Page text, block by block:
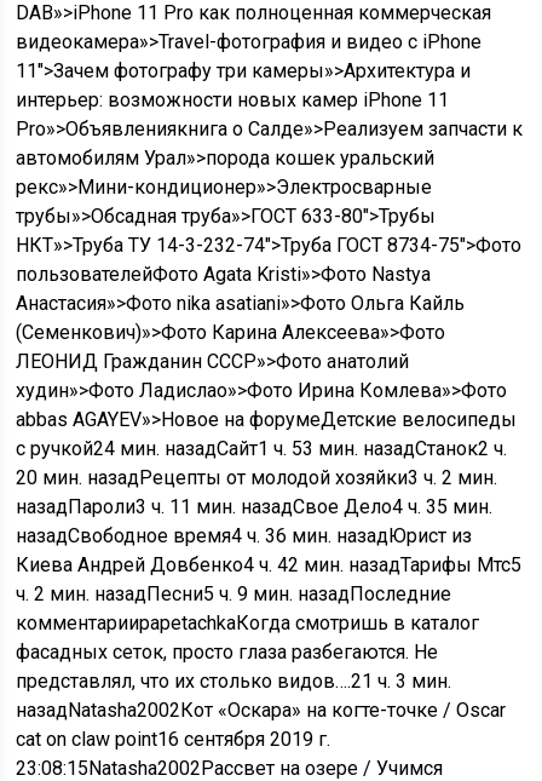
DAB»>iPhone 11 Pro как полноценная коммерческая
видеокамера»>Travel-фотография и видео c iPhone
11″>Зачем фотографу три камеры»>Архитектура и
интерьер: возможности новых камер iPhone 11
Pro»>Объявлениякнига о Салде»>Реализуем запчасти к
автомобилям Урал»>порода кошек уральский
рекс»>Мини-кондиционер»>Электросварные
трубы»>Обсадная труба»>ГОСТ 633-80″>Трубы
НКТ»>Труба ТУ 14-3-232-74″>Труба ГОСТ 8734-75″>Фото
пользователейФото Agata Kristi»>Фото Nastya
Анастасия»>Фото nika asatiani»>Фото Ольга Кайль
(Семенкович)»>Фото Карина Алексеева»>Фото
ЛЕОНИД Гражданин СССР»>Фото анатолий
худин»>Фото Ладислао»>Фото Ирина Комлева»>Фото
abbas AGAYEV»>Новое на форумеДетские велосипеды
с ручкой24 мин. назадСайт1 ч. 53 мин. назадСтанок2 ч.
20 мин. назадРецепты от молодой хозяйки3 ч. 2 мин.
назадПароли3 ч. 11 мин. назадСвое Дело4 ч. 35 мин.
назадСвободное время4 ч. 36 мин. назадЮрист из
Киева Андрей Довбенко4 ч. 42 мин. назадТарифы Мтс5
ч. 2 мин. назадПесни5 ч. 9 мин. назадПоследние
комментарииpapetachkaКогда смотришь в каталог
фасадных сеток, просто глаза разбегаются. Не
представлял, что их столько видов….21 ч. 3 мин.
назадNatasha2002Кот «Оскара» на когте-точке / Oscar
cat on claw point16 сентября 2019 г.
23:08:15Natasha2002Рассвет на озере / Учимся